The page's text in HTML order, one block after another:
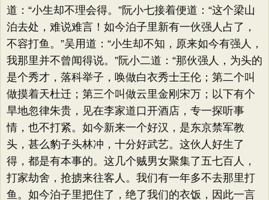
道：“小生却不理会得。”阮小七接着便道：“这个梁山
泊去处，难说难言！如今泊子里新有一伙强人占了，
不容打鱼。”吴用道：“小生却不知，原来如今有强人，
我那里并不曾闻得说。”阮小二道：“那伙强人，为头的
是个秀才，落科举子，唤做白衣秀士王伦；第二个叫
做摸着天杜迁；第三个叫做云里金刚宋万；以下有个
旱地忽律朱贵，见在李家道口开酒店，专一探听事
情，也不打紧。如今新来一个好汉，是东京禁军教
头，甚么豹子头林冲，十分好武艺。这伙人好生了
得，都是有本事的。这几个贼男女聚集了五七百人，
打家劫舍，抢掳来往客人。我们有一年多不去那里打
鱼。如今泊子里把住了，绝了我们的衣饭，因此一言